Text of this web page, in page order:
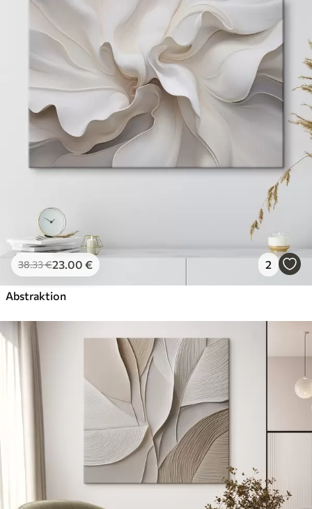
38.33€23.00 € 2
Abstraktion